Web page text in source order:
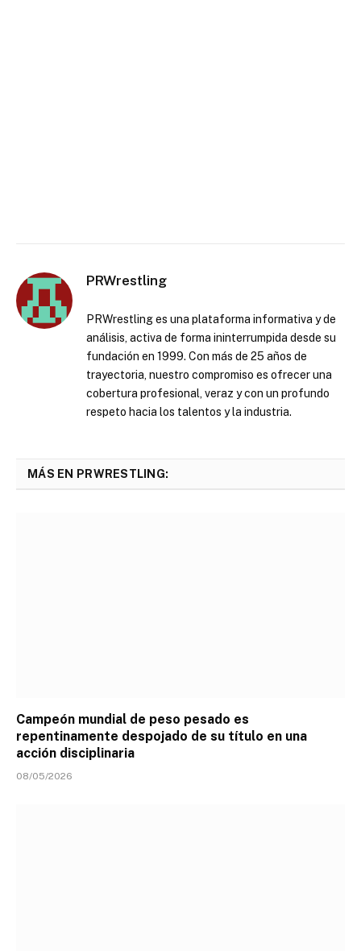
PRWrestling
PRWrestling es una plataforma informativa y de
análisis, activa de forma ininterrumpida desde su
fundación en 1999. Con más de 25 años de
trayectoria, nuestro compromiso es ofrecer una
cobertura profesional, veraz y con un profundo
respeto hacia los talentos y la industria.
MÁS EN PRWRESTLING:
Campeón mundial de peso pesado es
repentinamente despojado de su título en una
acción disciplinaria
08/05/2026